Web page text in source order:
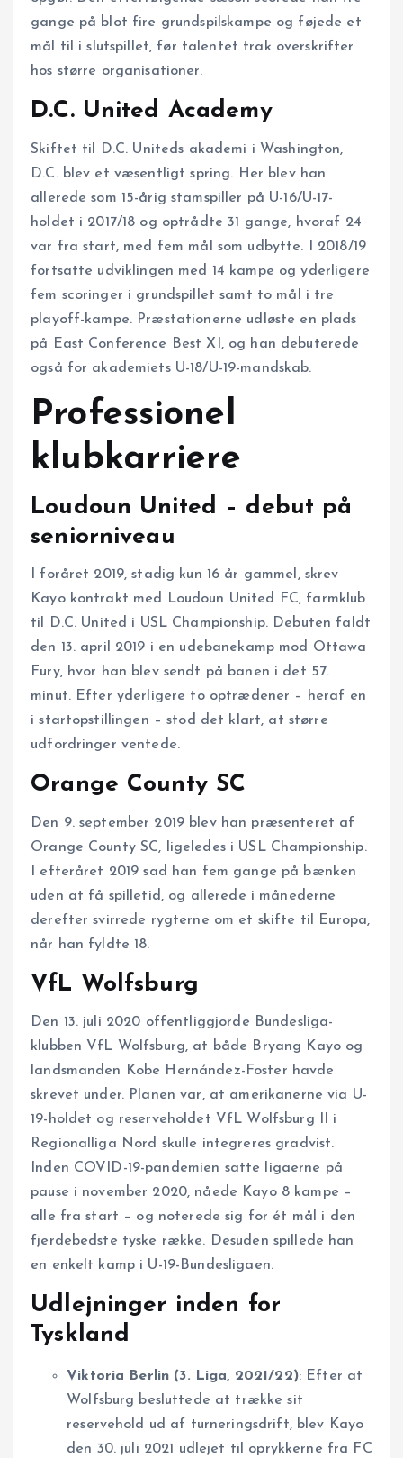
gange på blot fire grundspilskampe og føjede et
mål til i slutspillet, før talentet trak overskrifter
hos større organisationer.
D.C. United Academy
Skiftet til D.C. Uniteds akademi i Washington,
D.C. blev et væsentligt spring. Her blev han
allerede som 15-årig stamspiller på U-16/U-17-
holdet i 2017/18 og optrådte 31 gange, hvoraf 24
var fra start, med fem mål som udbytte. I 2018/19
fortsatte udviklingen med 14 kampe og yderligere
fem scoringer i grundspillet samt to mål i tre
playoff-kampe. Præstationerne udløste en plads
på East Conference Best XI, og han debuterede
også for akademiets U-18/U-19-mandskab.
Professionel
klubkarriere
Loudoun United – debut på
seniorniveau
I foråret 2019, stadig kun 16 år gammel, skrev
Kayo kontrakt med Loudoun United FC, farmklub
til D.C. United i USL Championship. Debuten faldt
den 13. april 2019 i en udebanekamp mod Ottawa
Fury, hvor han blev sendt på banen i det 57.
minut. Efter yderligere to optrædener – heraf en
i startopstillingen – stod det klart, at større
udfordringer ventede.
Orange County SC
Den 9. september 2019 blev han præsenteret af
Orange County SC, ligeledes i USL Championship.
I efteråret 2019 sad han fem gange på bænken
uden at få spilletid, og allerede i månederne
derefter svirrede rygterne om et skifte til Europa,
når han fyldte 18.
VfL Wolfsburg
Den 13. juli 2020 offentliggjorde Bundesliga-
klubben VfL Wolfsburg, at både Bryang Kayo og
landsmanden Kobe Hernández-Foster havde
skrevet under. Planen var, at amerikanerne via U-
19-holdet og reserveholdet VfL Wolfsburg II i
Regionalliga Nord skulle integreres gradvist.
Inden COVID-19-pandemien satte ligaerne på
pause i november 2020, nåede Kayo 8 kampe –
alle fra start – og noterede sig for ét mål i den
fjerdebedste tyske række. Desuden spillede han
en enkelt kamp i U-19-Bundesligaen.
Udlejninger inden for
Tyskland
Viktoria Berlin (3. Liga, 2021/22): Efter at
Wolfsburg besluttede at trække sit
reservehold ud af turneringsdrift, blev Kayo
den 30. juli 2021 udlejet til oprykkerne fra FC